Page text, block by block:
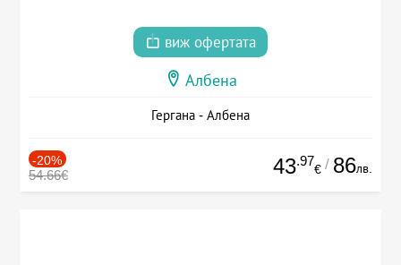
виж офертата
Албена
Гергана - Албена
-20%
54.66€ 43.97
€ / 86лв.